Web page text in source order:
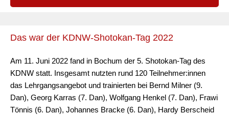
Das war der KDNW-Shotokan-Tag 2022
Am 11. Juni 2022 fand in Bochum der 5. Shotokan-Tag des
KDNW statt. Insgesamt nutzten rund 120 Teilnehmer:innen
das Lehrgangsangebot und trainierten bei Bernd Milner (9.
Dan), Georg Karras (7. Dan), Wolfgang Henkel (7. Dan), Frawi
Tönnis (6. Dan), Johannes Bracke (6. Dan), Hardy Berscheid